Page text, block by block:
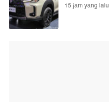
15 jam yang lalu